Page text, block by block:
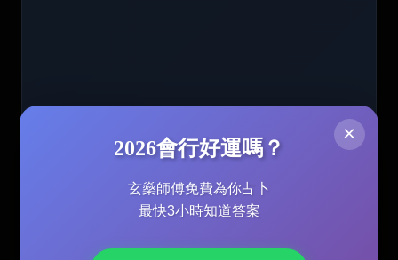
×
2026會行好運嗎？
玄燊師傅免費為你占卜
最快3小時知道答案